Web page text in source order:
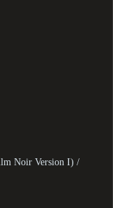
Noir Version I) /